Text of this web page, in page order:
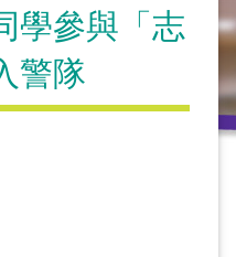
學參與「志
警隊